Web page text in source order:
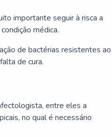
importante seguir à risca a
médica.
de bactérias resistentes ao
de cura.
entre eles a
no qual é necessário